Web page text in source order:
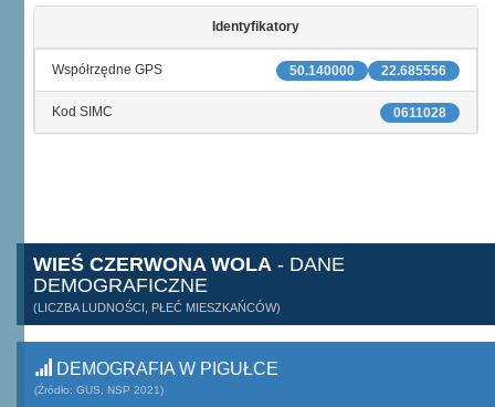
Identyfikatory
22.685556
50.140000
Współrzędne GPS
0611028
Kod SIMC
WIEŚ CZERWONA WOLA - DANE
DEMOGRAFICZNE
(LICZBA LUDNOŚCI, PŁEĆ MIESZKAŃCÓW)
DEMOGRAFIA W PIGUŁCE
(Źródło: GUS, NSP 2021)